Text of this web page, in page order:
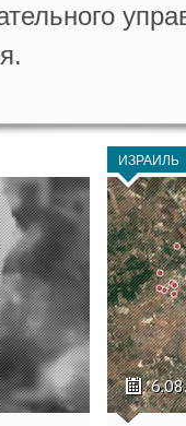
ИЗРАИЛЬ